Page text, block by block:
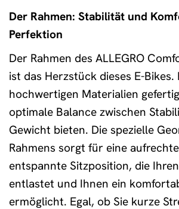
Der Rahmen: Stabilität und
Perfektion
Der Rahmen des ALLEGRO
ist das Herzstück dieses E-Bikes.
hochwertigen Materialien
optimale Balance zwischen
Gewicht bieten. Die spezielle
Rahmens sorgt für eine
entspannte Sitzposition, die
entlastet und Ihnen ein
ermöglicht. Egal, ob Sie kurze